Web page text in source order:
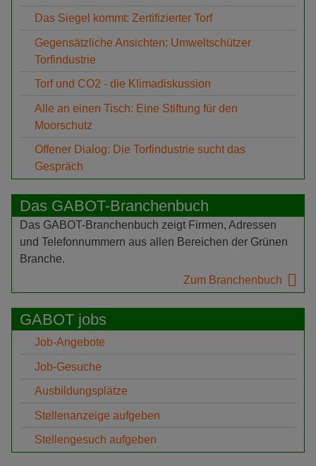
Das Siegel kommt: Zertifizierter Torf
Gegensätzliche Ansichten: Umweltschützer
Torfindustrie
Torf und CO2 - die Klimadiskussion
Alle an einen Tisch: Eine Stiftung für den
Moorschutz
Offener Dialog: Die Torfindustrie sucht das
Gespräch
Das GABOT-Branchenbuch
Das GABOT-Branchenbuch zeigt Firmen, Adressen
und Telefonnummern aus allen Bereichen der Grünen
Branche.
Zum Branchenbuch
GABOT jobs
Job-Angebote
Job-Gesuche
Ausbildungsplätze
Stellenanzeige aufgeben
Stellengesuch aufgeben